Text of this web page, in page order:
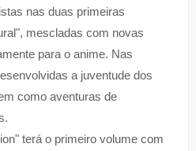
nas duas primeiras
mescladas com novas
para o anime. Nas
a juventude dos
como aventuras de
terá o primeiro volume com